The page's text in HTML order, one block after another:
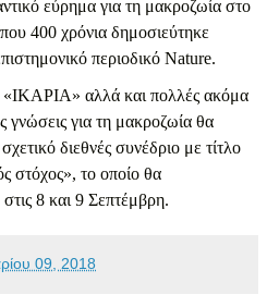
εύρημα για τη μακροζωία στο
400 χρόνια δημοσιεύτηκε
περιοδικό Nature.
«ΙΚΑΡΙΑ» αλλά και πολλές ακόμα
γνώσεις για τη μακροζωία θα
διεθνές συνέδριο με τίτλο
στόχος», το οποίο θα
8 και 9 Σεπτέμβρη.
09, 2018